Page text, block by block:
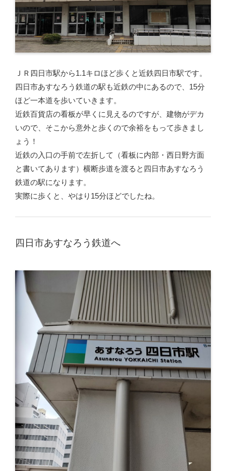
ＪＲ四日市駅から1.1キロほど歩くと近鉄四日市駅です。
四日市あすなろう鉄道の駅も近鉄の中にあるので、15分
ほど一本道を歩いていきます。
近鉄百貨店の看板が早くに見えるのですが、建物がデカ
いので、そこから意外と歩くので余裕をもって歩きまし
ょう！
近鉄の入口の手前で左折して（看板に内部・西日野方面
と書いてあります）横断歩道を渡ると四日市あすなろう
鉄道の駅になります。
実際に歩くと、やはり15分ほどでしたね。
四日市あすなろう鉄道へ